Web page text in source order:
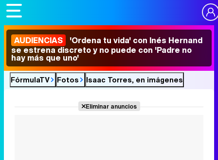
AUDIENCIAS 'Ordena tu vida' con Inés Hernand
se estrena discreto y no puede con 'Padre no
hay más que uno'
FórmulaTV Fotos Isaac Torres, en imágenes
Eliminar anuncios